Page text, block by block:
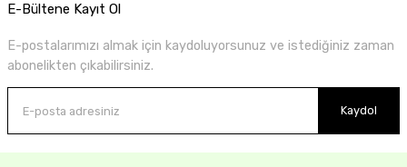
E-Bültene Kayıt Ol
E-postalarımızı almak için kaydoluyorsunuz ve istediğiniz zaman
abonelikten çıkabilirsiniz.
Kaydol